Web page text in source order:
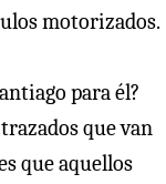
motorizados.
para él?
que van
que aquellos